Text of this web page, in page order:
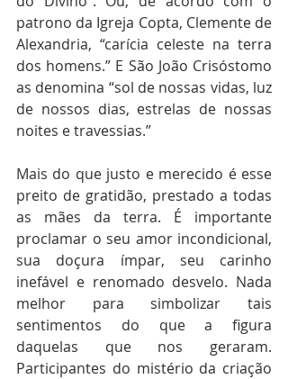
patrono da Igreja Copta, Clemente de
Alexandria, “carícia celeste na terra
dos homens.” E São João Crisóstomo
as denomina “sol de nossas vidas, luz
de nossos dias, estrelas de nossas
noites e travessias.”
Mais do que justo e merecido é esse
preito de gratidão, prestado a todas
as mães da terra. É importante
proclamar o seu amor incondicional,
sua doçura ímpar, seu carinho
inefável e renomado desvelo. Nada
melhor para simbolizar tais
sentimentos do que a figura
daquelas que nos geraram.
Participantes do mistério da criação